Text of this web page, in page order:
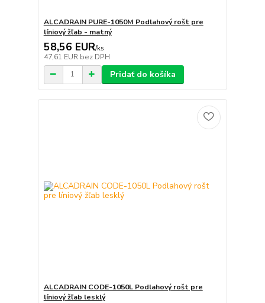
ALCADRAIN PURE-1050M Podlahový rošt pre
líniový žľab - matný
58,56 EUR/ks
47,61 EUR bez DPH
Pridať do košíka
ALCADRAIN CODE-1050L Podlahový rošt pre
líniový žľab lesklý